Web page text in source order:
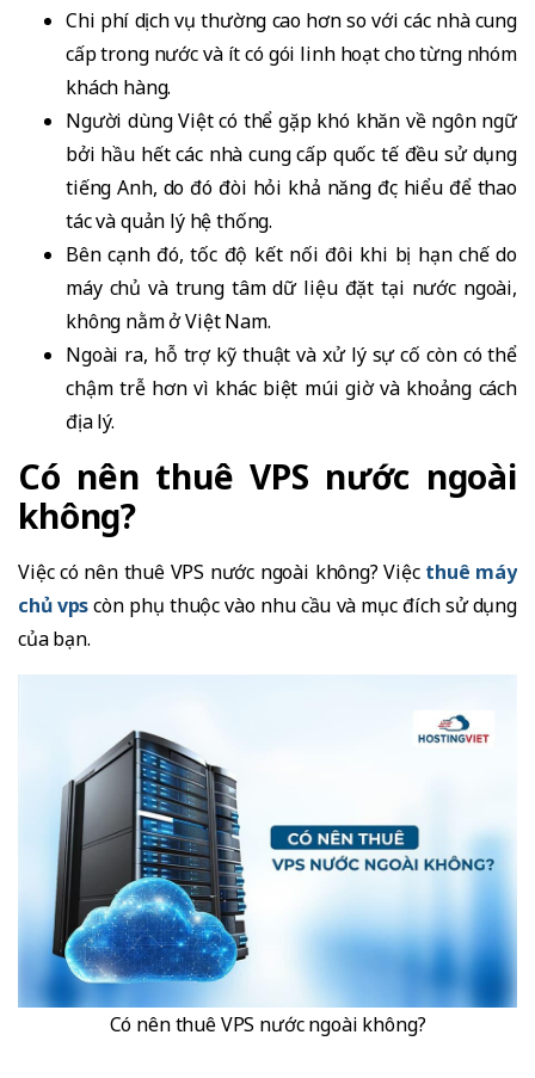
Chi phí dịch vụ thường cao hơn so với các nhà cung
cấp trong nước và ít có gói linh hoạt cho từng nhóm
khách hàng.
Người dùng Việt có thể gặp khó khăn về ngôn ngữ
bởi hầu hết các nhà cung cấp quốc tế đều sử dụng
tiếng Anh, do đó đòi hỏi khả năng đọc hiểu để thao
tác và quản lý hệ thống.
Bên cạnh đó, tốc độ kết nối đôi khi bị hạn chế do
máy chủ và trung tâm dữ liệu đặt tại nước ngoài,
không nằm ở Việt Nam.
Ngoài ra, hỗ trợ kỹ thuật và xử lý sự cố còn có thể
chậm trễ hơn vì khác biệt múi giờ và khoảng cách
địa lý.
Có nên thuê VPS nước ngoài
không?
Việc có nên thuê VPS nước ngoài không? Việc thuê máy
chủ vpscòn phụ thuộc vào nhu cầu và mục đích sử dụng
của bạn.
Có nên thuê VPS nước ngoài không?